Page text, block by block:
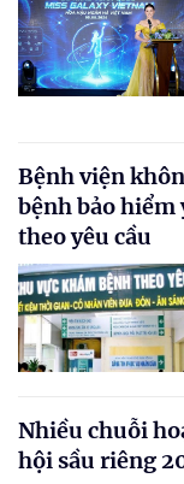
Bệnh viện
bệnh bảo hiểm
theo yêu cầu
Nhiều chuỗi
hội sầu riêng